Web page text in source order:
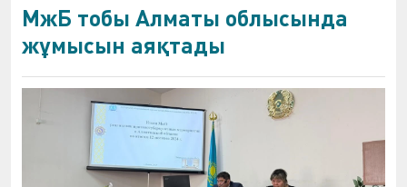
МжБ тобы Алматы облысында
жұмысын аяқтады